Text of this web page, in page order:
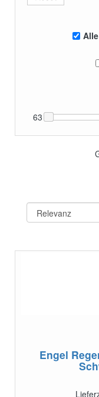
63
Engel